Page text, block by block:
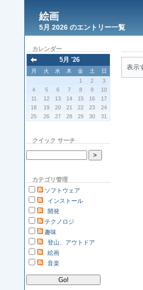
絵画
5月 2026 のエントリー一覧
カレンダー
5月 '26
月 火 水 木 金 土
日
1
2
3
4
5 6 7 8 9
10
11
12 13 14 15 16
17
18
19 20 21 22 23
24
25
26 27 28 29 30 31
クイック サーチ
カテゴリ管理
ソフトウェア
インストール
開発
テクノロジ
趣味
登山、アウトドア
絵画
音楽
表示